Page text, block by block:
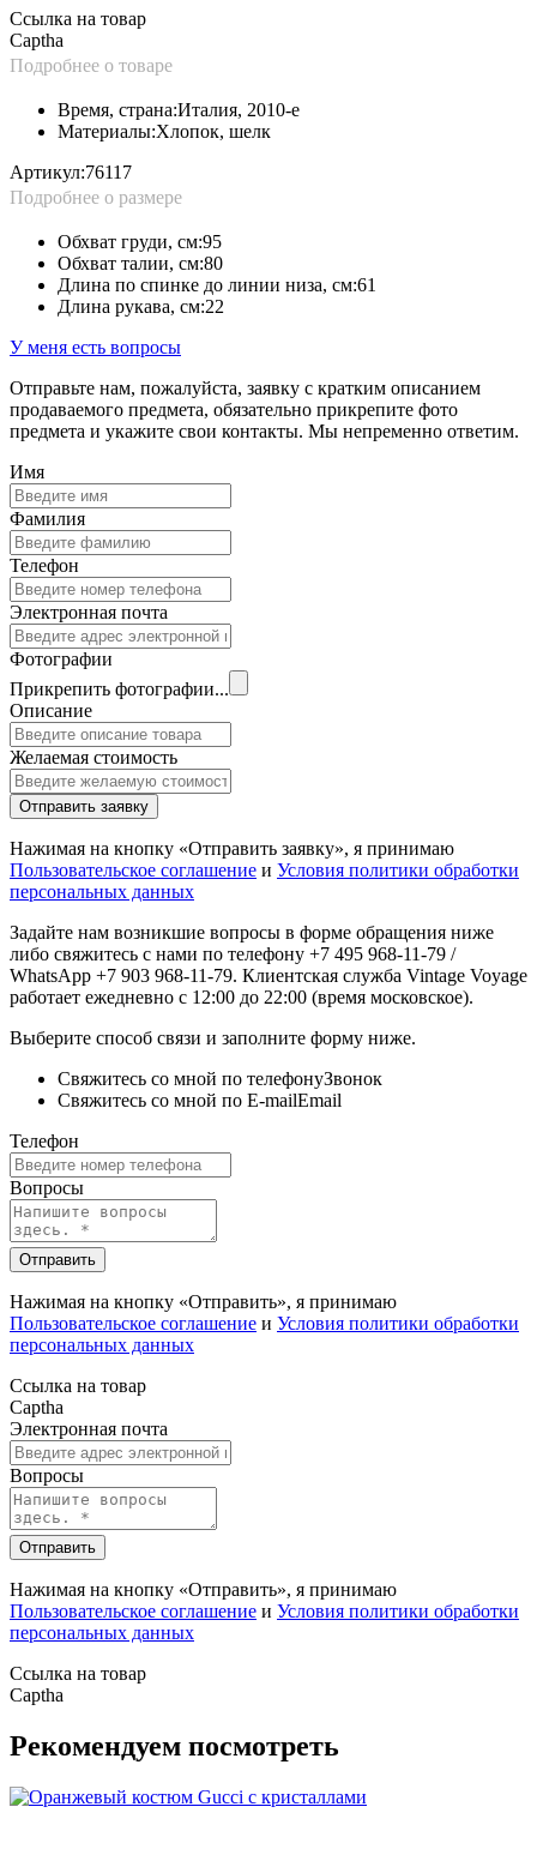
Ссылка на товар
Captha
Подробнее о товаре
Материалы:Хлопок, шелк
Время, страна:Италия, 2010-е
Артикул:76117
Подробнее о размере
Длина рукава, см:22
Длина по спинке до линии низа, см:61
Обхват талии, см:80
Обхват груди, см:95
У меня есть вопросы
Отправьте нам, пожалуйста, заявку с кратким описанием
продаваемого предмета, обязательно прикрепите фото
предмета и укажите свои контакты. Мы непременно ответим.
Имя
Фамилия
Телефон
Электронная почта
Фотографии
Прикрепить фотографии...
Описание
Желаемая стоимость
Отправить заявку
Нажимая на кнопку «Отправить заявку», я принимаю
Пользовательское соглашение и Условия политики обработки
персональных данных
Задайте нам возникшие вопросы в форме обращения ниже
либо свяжитесь с нами по телефону +7 495 968-11-79 /
WhatsApp +7 903 968-11-79. Клиентская служба Vintage Voyage
работает ежедневно с 12:00 до 22:00 (время московское).
Выберите способ связи и заполните форму ниже.
Свяжитесь со мной по телефонуЗвонок
Свяжитесь со мной по E-mailEmail
Телефон
Вопросы
Отправить
Нажимая на кнопку «Отправить», я принимаю
Пользовательское соглашение и Условия политики обработки
персональных данных
Ссылка на товар
Captha
Электронная почта
Вопросы
Отправить
Нажимая на кнопку «Отправить», я принимаю
Пользовательское соглашение и Условия политики обработки
персональных данных
Ссылка на товар
Captha
Рекомендуем посмотреть